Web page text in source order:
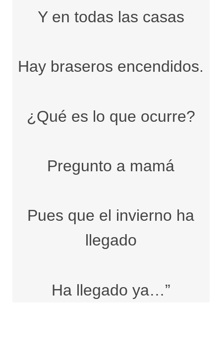
Y en todas las casas
Hay braseros encendidos.
¿Qué es lo que ocurre?
Pregunto a mamá
Pues que el invierno ha
llegado
Ha llegado ya…”